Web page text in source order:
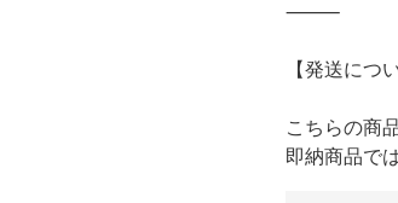
⸻
【発送につ
こちらの商
即納商品で